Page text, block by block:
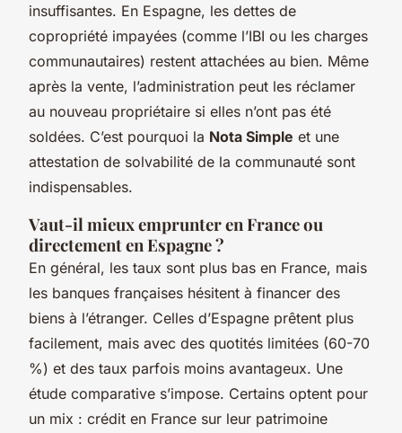
insuffisantes. En Espagne, les dettes de
copropriété impayées (comme l’IBI ou les charges
communautaires) restent attachées au bien. Même
après la vente, l’administration peut les réclamer
au nouveau propriétaire si elles n’ont pas été
soldées. C’est pourquoi la Nota Simple et une
attestation de solvabilité de la communauté sont
indispensables.
Vaut-il mieux emprunter en France ou
directement en Espagne ?
En général, les taux sont plus bas en France, mais
les banques françaises hésitent à financer des
biens à l’étranger. Celles d’Espagne prêtent plus
facilement, mais avec des quotités limitées (60-70
%) et des taux parfois moins avantageux. Une
étude comparative s’impose. Certains optent pour
un mix : crédit en France sur leur patrimoine